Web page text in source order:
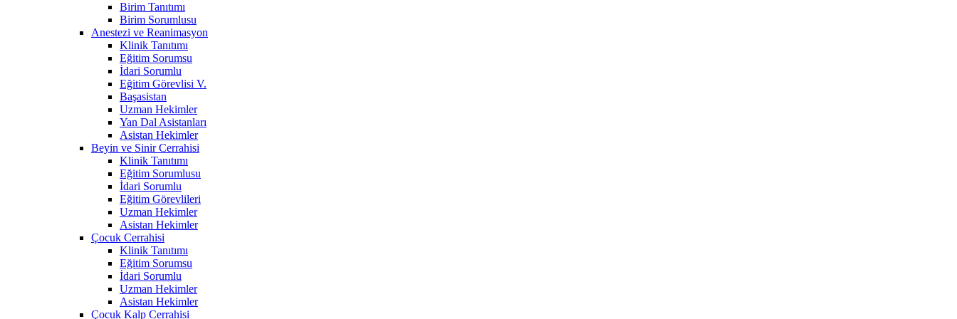
Birim Tanıtımı
Birim Sorumlusu
Anestezi ve Reanimasyon
Klinik Tanıtımı
Eğitim Sorumsu
İdari Sorumlu
Eğitim Görevlisi V.
Başasistan
Uzman Hekimler
Yan Dal Asistanları
Asistan Hekimler
Beyin ve Sinir Cerrahisi
Klinik Tanıtımı
Eğitim Sorumlusu
İdari Sorumlu
Eğitim Görevlileri
Uzman Hekimler
Asistan Hekimler
Çocuk Cerrahisi
Klinik Tanıtımı
Eğitim Sorumsu
İdari Sorumlu
Uzman Hekimler
Asistan Hekimler
Çocuk Kalp Cerrahisi